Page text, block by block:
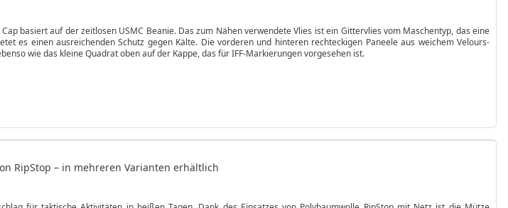
basiert auf der zeitlosen USMC Beanie. Das zum Nähen verwendete Vlies ist ein Gittervlies vom Maschentyp, das eine
es einen ausreichenden Schutz gegen Kälte. Die vorderen und hinteren rechteckigen Paneele aus weichem Velours-
wie das kleine Quadrat oben auf der Kappe, das für IFF-Markierungen vorgesehen ist.
RipStop – in mehreren Varianten erhältlich